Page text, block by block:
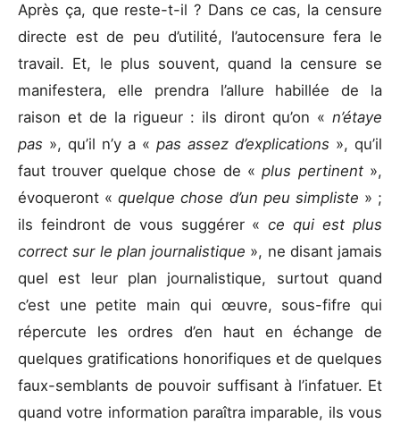
Après ça, que reste-t-il ? Dans ce cas, la censure
directe est de peu d’utilité, l’autocensure fera le
travail. Et, le plus souvent, quand la censure se
manifestera, elle prendra l’allure habillée de la
raison et de la rigueur : ils diront qu’on « n’étaye
pas », qu’il n’y a « pas assez d’explications », qu’il
faut trouver quelque chose de «plus pertinent »,
évoqueront «quelque chose d’un peu simpliste » ;
ils feindront de vous suggérer «ce qui est plus
correct sur le plan journalistique », ne disant jamais
quel est leur plan journalistique, surtout quand
c’est une petite main qui œuvre, sous-fifre qui
répercute les ordres d’en haut en échange de
quelques gratifications honorifiques et de quelques
faux-semblants de pouvoir suffisant à l’infatuer. Et
quand votre information paraîtra imparable, ils vous